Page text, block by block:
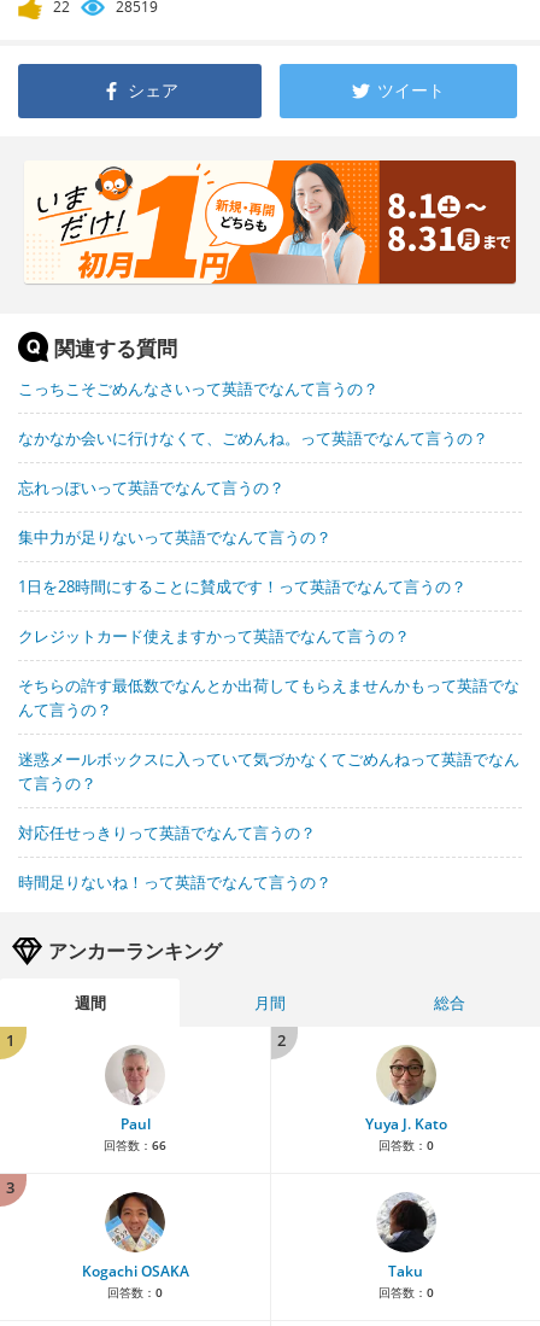
22 28519
シェア ツイート
関連する質問
こっちこそごめんなさいって英語でなんて言うの？
なかなか会いに行けなくて、ごめんね。って英語でなんて言うの？
忘れっぽいって英語でなんて言うの？
集中力が足りないって英語でなんて言うの？
1日を28時間にすることに賛成です！って英語でなんて言うの？
クレジットカード使えますかって英語でなんて言うの？
そちらの許す最低数でなんとか出荷してもらえませんかもって英語でな
んて言うの？
迷惑メールボックスに入っていて気づかなくてごめんねって英語でなん
て言うの？
対応任せっきりって英語でなんて言うの？
時間足りないね！って英語でなんて言うの？
アンカーランキング
週間 月間
総合
1
Paul
回答数： 66
2
Yuya J. Kato
回答数： 0
3
Kogachi OSAKA
回答数： 0
Taku
回答数： 0